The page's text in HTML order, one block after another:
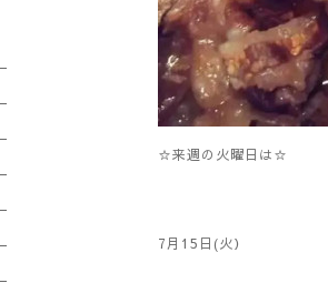
☆来週の火曜日は☆
7月15日(火）